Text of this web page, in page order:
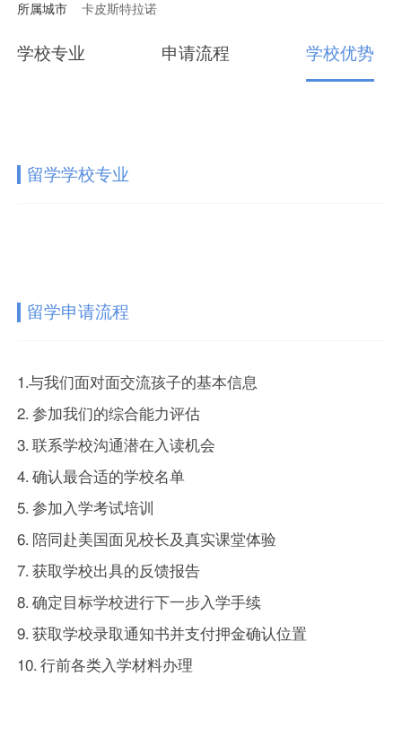
所属城市 卡皮斯特拉诺
学校专业 申请流程 学校优势
留学学校专业
留学申请流程
1.与我们面对面交流孩子的基本信息
2. 参加我们的综合能力评估
3. 联系学校沟通潜在入读机会
4. 确认最合适的学校名单
5. 参加入学考试培训
6. 陪同赴美国面见校长及真实课堂体验
7. 获取学校出具的反馈报告
8. 确定目标学校进行下一步入学手续
9. 获取学校录取通知书并支付押金确认位置
10. 行前各类入学材料办理